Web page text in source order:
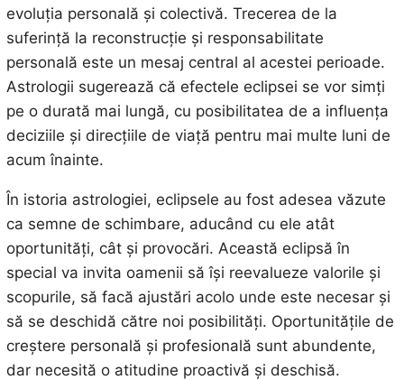
evoluția personală și colectivă. Trecerea de la
suferință la reconstrucție și responsabilitate
personală este un mesaj central al acestei perioade.
Astrologii sugerează că efectele eclipsei se vor simți
pe o durată mai lungă, cu posibilitatea de a influența
deciziile și direcțiile de viață pentru mai multe luni de
acum înainte.
În istoria astrologiei, eclipsele au fost adesea văzute
ca semne de schimbare, aducând cu ele atât
oportunități, cât și provocări. Această eclipsă în
special va invita oamenii să își reevalueze valorile și
scopurile, să facă ajustări acolo unde este necesar și
să se deschidă către noi posibilități. Oportunitățile de
creștere personală și profesională sunt abundente,
dar necesită o atitudine proactivă și deschisă.